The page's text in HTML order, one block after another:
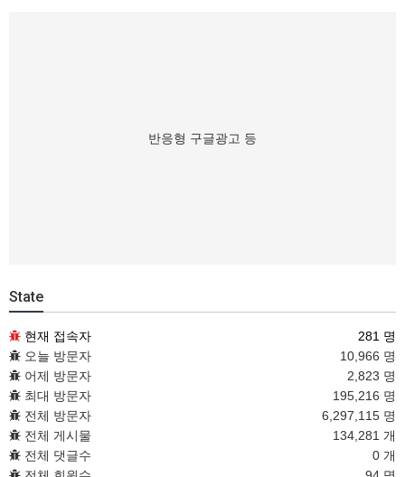
반응형 구글광고 등
State
현재 접속자
281 명
오늘 방문자
10,966 명
어제 방문자
2,823 명
최대 방문자
195,216 명
전체 방문자
6,297,115 명
전체 게시물
134,281 개
전체 댓글수
0 개